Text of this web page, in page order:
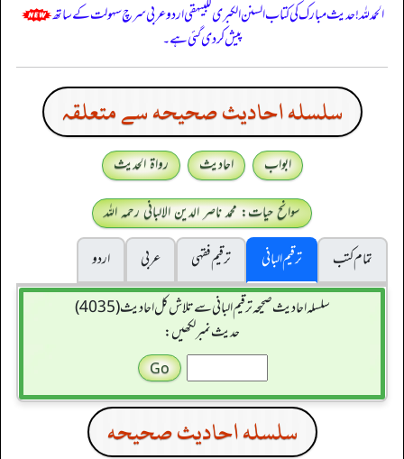
الحمدللہ! حدیث مبارک کی کتاب السنن الكبرى للبيهقي اردو عربی سرچ سہولت کے ساتھ
پیش کر دی گئی ہے۔
سلسله احاديث صحيحه سے متعلقہ
ابواب احادیث
رواۃ الحدیث
سوانح حیات: محمد ناصر الدین الالبانی رحمہ اللہ
تمام کتب
ترقیم البانی ترقيم فقہی عربی
اردو
سلسله احاديث صحيحه ترقیم البانی سے تلاش کل احادیث (4035)
حدیث نمبر لکھیں:
سلسله احاديث صحيحه